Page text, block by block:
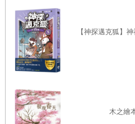
【神探邁克狐】
木之繪